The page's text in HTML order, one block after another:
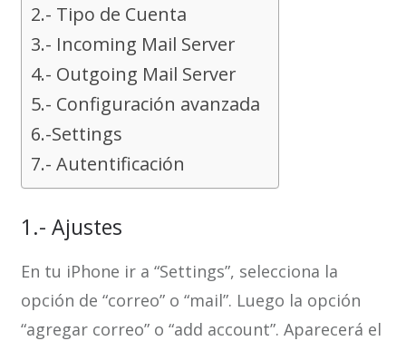
2.- Tipo de Cuenta
3.- Incoming Mail Server
4.- Outgoing Mail Server
5.- Configuración avanzada
6.-Settings
7.- Autentificación
1.- Ajustes
En tu iPhone ir a “Settings”, selecciona la
opción de “correo” o “mail”. Luego la opción
“agregar correo” o “add account”. Aparecerá el